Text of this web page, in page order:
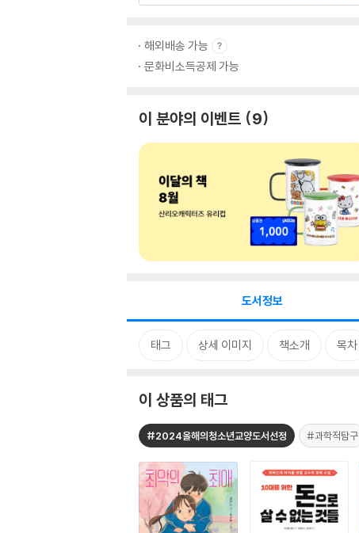
해외배송 가능
문화비소득공제 가능
이 분야의 이벤트 9
도서정보
태그 상세 이미지 책소개 목차
이 상품의 태그
#2024올해의청소년교양도서선정 #과학적탐구